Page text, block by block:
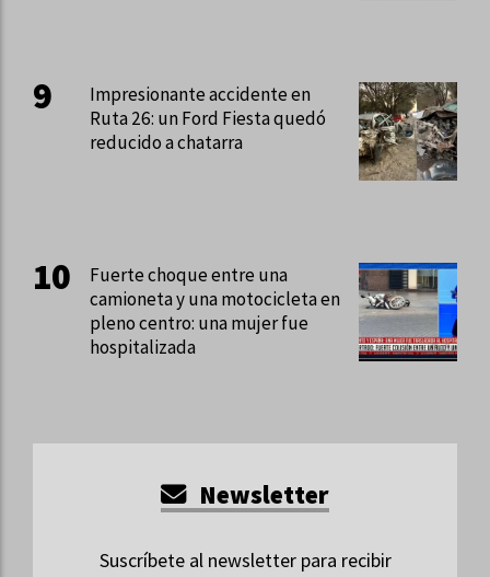
Impresionante accidente en
Ruta 26: un Ford Fiesta quedó
reducido a chatarra
Fuerte choque entre una
camioneta y una motocicleta en
pleno centro: una mujer fue
hospitalizada
Newsletter
Suscríbete al newsletter para recibir